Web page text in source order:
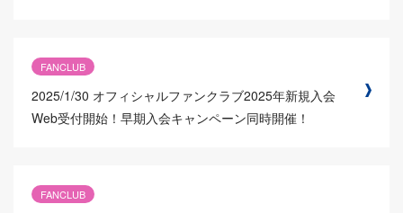
FANCLUB
2025/1/30 オフィシャルファンクラブ2025年新規入会
Web受付開始！早期入会キャンペーン同時開催！
FANCLUB